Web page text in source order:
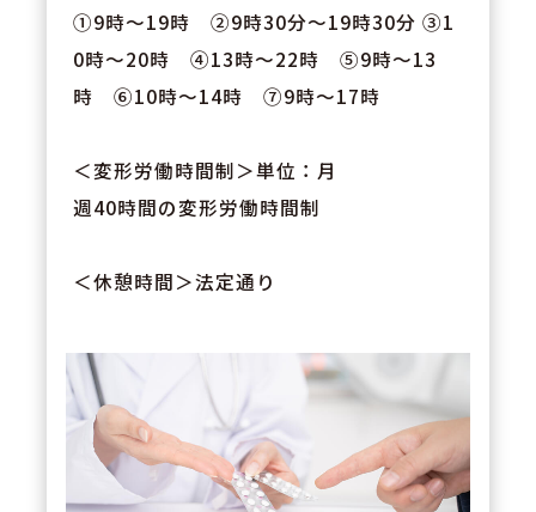
①9時～19時 ②9時30分～19時30分 ③1
0時～20時 ④13時～22時 ⑤9時～13
時 ⑥10時～14時 ⑦9時～17時
＜変形労働時間制＞単位：月
週40時間の変形労働時間制
＜休憩時間＞法定通り